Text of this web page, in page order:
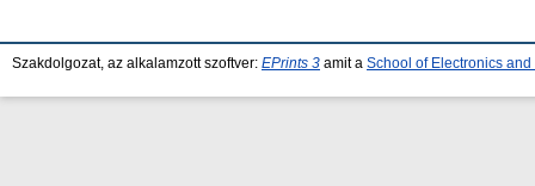
Szakdolgozat, az alkalamzott szoftver: EPrints 3 amit a School of Electronics